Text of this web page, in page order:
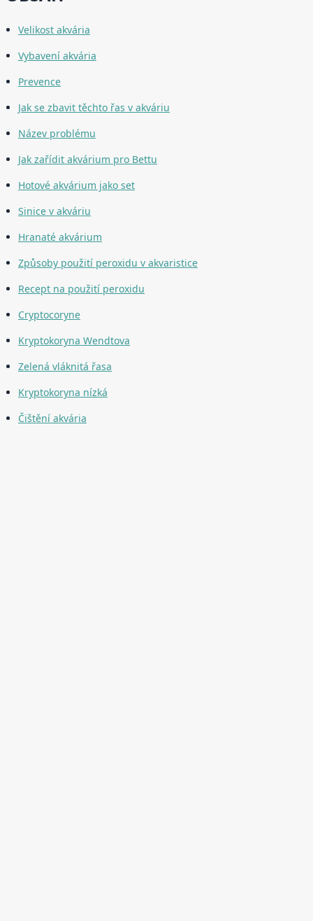
Velikost akvária
Vybavení akvária
Prevence
Jak se zbavit těchto řas v akváriu
Název problému
Jak zařídit akvárium pro Bettu
Hotové akvárium jako set
Sinice v akváriu
Hranaté akvárium
Způsoby použití peroxidu v akvaristice
Recept na použití peroxidu
Cryptocoryne
Kryptokoryna Wendtova
Zelená vláknitá řasa
Kryptokoryna nízká
Čištění akvária